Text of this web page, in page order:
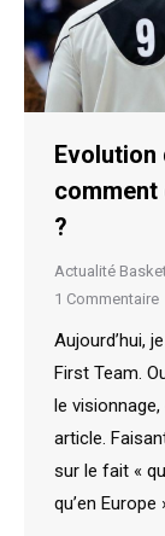
Evolution
comment
?
Actualité
1 Commentaire
Aujourd’hui,
First Team.
le visionnage,
article.
sur le fait «
qu’en Europe